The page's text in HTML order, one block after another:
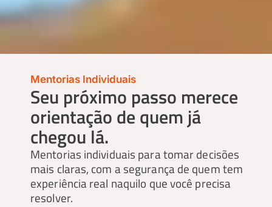
Mentorias Individuais
Seu próximo passo merece
orientação de quem já
chegou lá.
Mentorias individuais para tomar decisões
mais claras, com a segurança de quem tem
experiência real naquilo que você precisa
resolver.